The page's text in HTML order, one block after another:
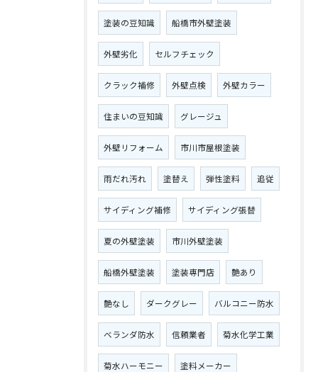
塗装の豆知識 船橋市外壁塗装
外壁劣化 セルフチェック
クラック補修 外壁点検 外壁カラー
住まいの豆知識 グレージュ
外壁リフォーム 市川市屋根塗装
雨だれ汚れ 塗替え 弾性塗料 追従
サイディング補修 サイディング張替
夏の外壁塗装 市川外壁塗装
船橋外壁塗装 塗装専門店 艶あり
艶なし ダークグレー バルコニー防水
ベランダ防水 信頼業者 菊水化学工業
菊水ハーモニー 塗料メーカー